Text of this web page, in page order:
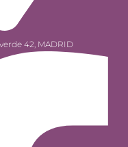
42, MADRID